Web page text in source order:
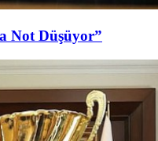
Not Düşüyor”